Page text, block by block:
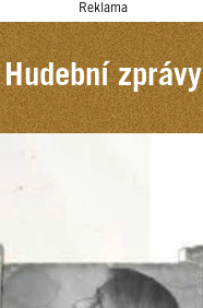
Reklama
Hudební zprávy